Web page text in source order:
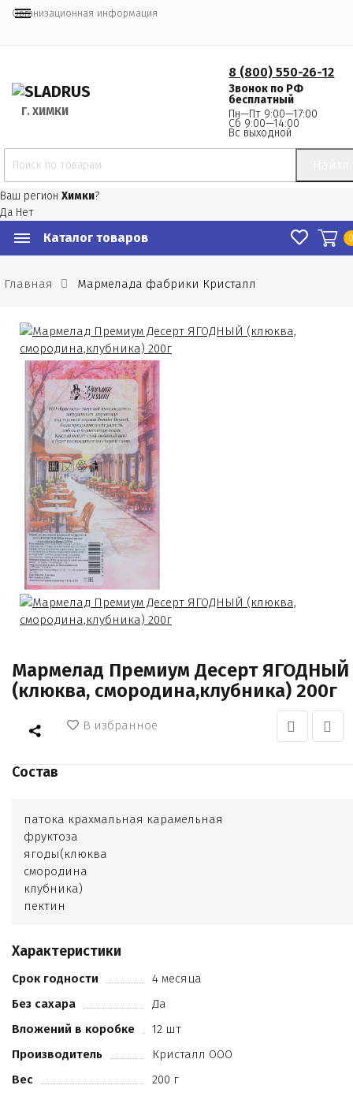
Организационная информация
Г. ХИМКИ
8 (800) 550-26-12
Звонок по РФ
бесплатный
Пн—Пт 9:00—17:00
Сб 9:00—14:00
Вс выходной
Ваш регион Химки?
Да Нет
Каталог товаров
Главная Мармелада фабрики Кристалл
Мармелад Премиум Десерт ЯГОДНЫЙ
(клюква, смородина,клубника) 200г
В избранное
Состав
патока крахмальная карамельная
фруктоза
ягоды(клюква
смородина
клубника)
пектин
Характеристики
Срок годности
4 месяца
Без сахара
Да
Вложений в коробке
12 шт
Производитель
Кристалл ООО
Вес
200 г